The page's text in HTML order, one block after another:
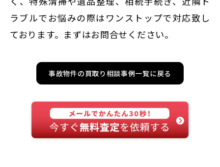
ラブルでお悩みの際はワンストップで対応致し
ております。まずはお問合せください。
事故物件の買取り相談事例一覧に戻る